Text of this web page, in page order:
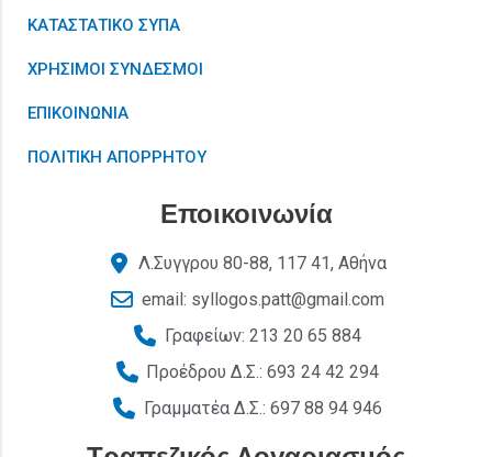
ΚΑΤΑΣΤΑΤΙΚΟ ΣΥΠΑ
ΧΡΗΣΙΜΟΙ ΣΥΝΔΕΣΜΟΙ
ΕΠΙΚΟΙΝΩΝΙΑ
ΠΟΛΙΤΙΚΗ ΑΠΟΡΡΗΤΟΥ
Εποικοινωνία
Λ.Συγγρου 80-88, 117 41, Αθήνα
email: syllogos.patt@gmail.com
Γραφείων: 213 20 65 884
Προέδρου Δ.Σ.: 693 24 42 294
Γραμματέα Δ.Σ.: 697 88 94 946